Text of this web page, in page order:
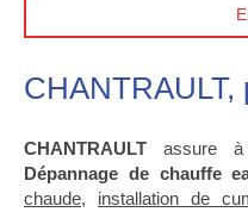
CHANTRAULT,
CHANTRAULT assure
Dépannage de chauffe
chaude, installation de